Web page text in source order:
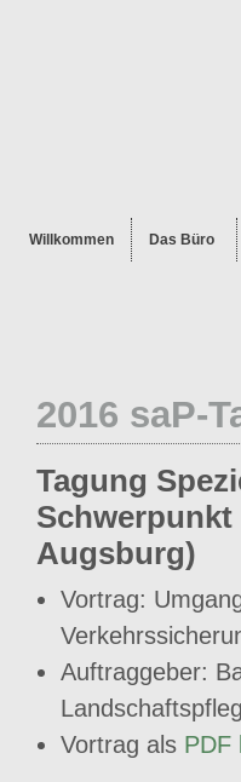
Willkommen Das Büro
2016 saP-
Tagung
Schwerpunkt
Augsburg)
Vortrag:
Auftraggeber:
Vortrag als PDF